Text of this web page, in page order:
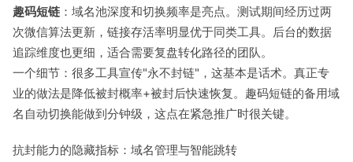
趣码短链 ：域名池深度和切换频率是亮点。测试期间经历过两
次微信算法更新，链接存活率明显优于同类工具。后台的数据
追踪维度也更细，适合需要复盘转化路径的团队。
一个细节：很多工具宣传"永不封链"，这基本是话术。真正专
业的做法是降低被封概率+被封后快速恢复。趣码短链的备用域
名自动切换能做到分钟级，这点在紧急推广时很关键。
抗封能力的隐藏指标：域名管理与智能跳转